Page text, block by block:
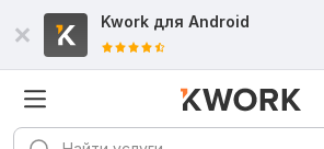
Kwork для Android